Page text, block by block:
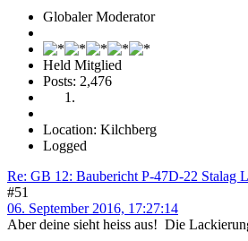
Globaler Moderator
Held Mitglied
Posts: 2,476
Location: Kilchberg
Logged
Re: GB 12: Baubericht P-47D-22 Stalag
#51
06. September 2016, 17:27:14
Aber deine sieht heiss aus! Die